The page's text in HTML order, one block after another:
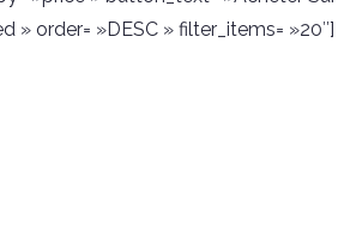
» order= »DESC » filter_items= »20″]